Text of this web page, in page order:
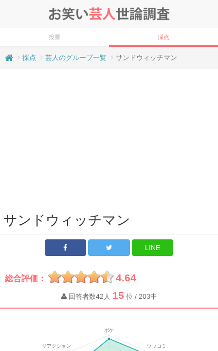
投票 採点
採点 芸人のグループ一覧 サンドウィッチマン
サンドウィッチマン
LINE
総合評価： 4.64
回答者数42人 15 位 / 203中